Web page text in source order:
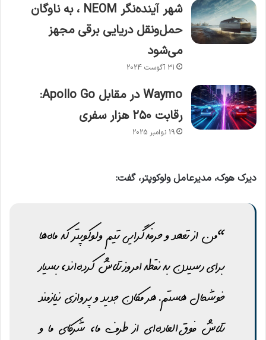
شهر آینده‌نگر NEOM ، به ناوگان
حمل‌ونقل دریایی برقی مجهز
می‌شود
31 آگوست 2024
Waymo در مقابل Apollo Go:
رقابت ۲۵۰ هزار سفری
19 نوامبر 2025
دیرک هوک، مدیرعامل ولوکوپتر، گفت:
“من از تعهد و حرفه‌گرایی تیم ولوکوپتر که ماه‌ها
برای رسیدن به نقطه امروز تلاش کرده‌اند، بسیار
خوشحال هستم. هر مکان جدید و پروازی نیازمند
تلاش فوق‌العاده‌ای از طرف ما، شرکای ما و